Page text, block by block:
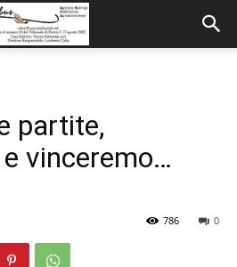
partite,
vinceremo…
0
786